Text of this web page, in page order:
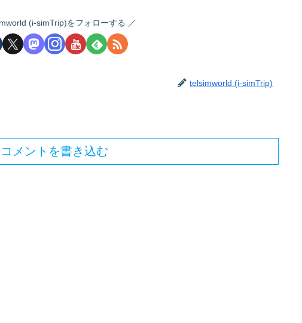
(i-simTrip)をフォローする
telsimworld (i-simTrip)
コメントを書き込む